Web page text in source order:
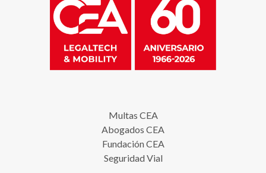
Multas CEA
Abogados CEA
Fundación CEA
Seguridad Vial